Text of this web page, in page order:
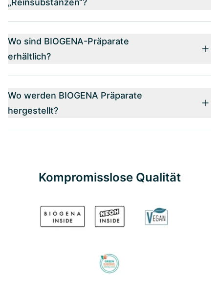
„Reinsubstanzen“?
Wo sind BIOGENA-Präparate
erhältlich?
Wo werden BIOGENA Präparate
hergestellt?
Kompromisslose Qualität